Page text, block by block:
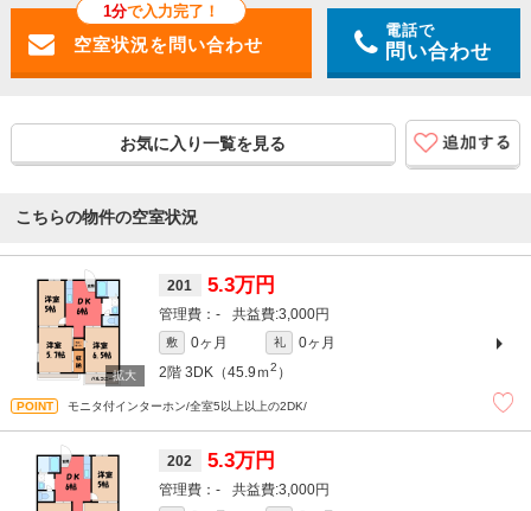
1分で入力完了！
電話で
問い合わせ
お気に入り一覧を見る
こちらの物件の空室状況
201 5.3万円
- 3,000円
敷 0ヶ月 礼
0ヶ月
2階 3DK（45.9ｍ2 ）
モニタ付インターホン/全室5以上以上の2DK/
202 5.3万円
- 3,000円